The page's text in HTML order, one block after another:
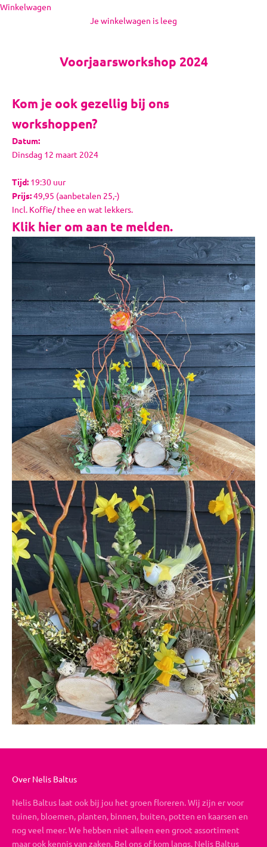
Naar inhoud
Winkelwagen
Je winkelwagen is leeg
Voorjaarsworkshop 2024
Kom je ook gezellig bij ons
workshoppen?
Datum:
Dinsdag 12 maart 2024
Tijd: 19:30 uur
Prijs:49,95 (aanbetalen 25,-)
Incl. Koffie/ thee en wat lekkers.
Klik hier om aan te melden.
Over Nelis Baltus
Nelis Baltus laat ook bij jou het groen floreren. Wij zijn er voor
tuinen, bloemen, planten, binnen, buiten, potten en kaarsen en
nog veel meer. We hebben niet alleen een groot assortiment
maar ook kennis van zaken. Bel ons of kom langs, Nelis Baltus